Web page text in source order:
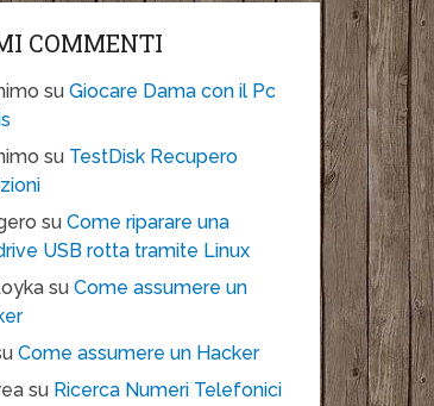
COMMENTI
suGiocare Dama con il Pc
su TestDisk Recupero
suCome riparare una
USB rotta tramite Linux
suCome assumere un
Come assumere un Hacker
su Ricerca Numeri Telefonici